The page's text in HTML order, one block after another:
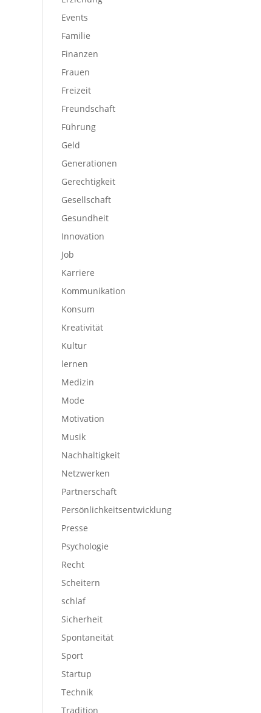
Events
Familie
Finanzen
Frauen
Freizeit
Freundschaft
Führung
Geld
Generationen
Gerechtigkeit
Gesellschaft
Gesundheit
Innovation
Job
Karriere
Kommunikation
Konsum
Kreativität
Kultur
lernen
Medizin
Mode
Motivation
Musik
Nachhaltigkeit
Netzwerken
Partnerschaft
Persönlichkeitsentwicklung
Presse
Psychologie
Recht
Scheitern
schlaf
Sicherheit
Spontaneität
Sport
Startup
Technik
Tradition